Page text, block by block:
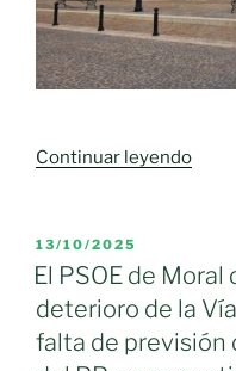
Continuar leyendo«El
al
de
PUBLICADO
EL
13/10/2025
El PSOE de
deterioro de la
falta de previsión